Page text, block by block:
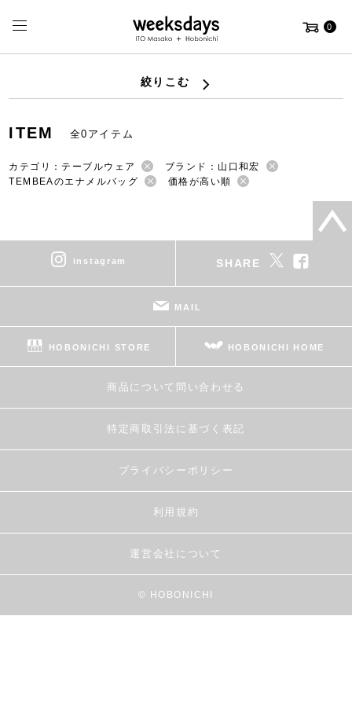
0
絞りこむ
ITEM 全0アイテム
カテゴリ：テーブルウェア
ブランド：山口和宏
TEMBEAのエナメルバッグ
価格が高い順
instagram SHARE
MAIL
HOBONICHI STORE HOBONICHI HOME
商品について問い合わせる
特定商取引法に基づく表記
プライバシーポリシー
利用規約
運営会社について
© HOBONICHI